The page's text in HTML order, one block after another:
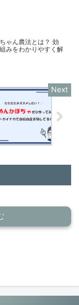
ゃん農法とは？ 効
みをわかりやすく解